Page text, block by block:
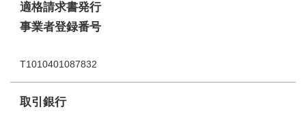
適格請求書発行
事業者登録番号
T1010401087832
取引銀行